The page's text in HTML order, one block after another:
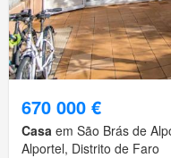
670 000 €
Casa em São Brás de
Alportel, Distrito de Faro